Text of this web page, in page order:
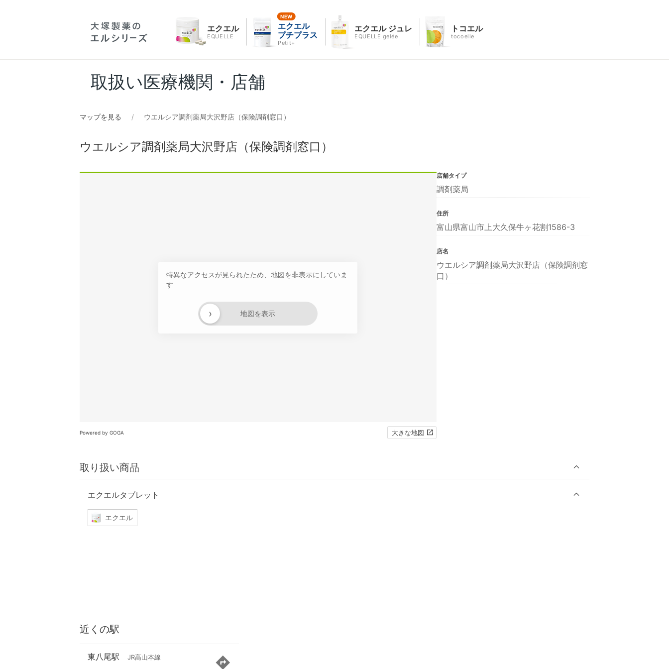
エクエル
EQUELLE
エクエル
プチプラス
Petit+
エクエル ジュレ
EQUELLE gelée
トコエル
tocoelle
取扱い医療機関・店舗
マップを見る ウエルシア調剤薬局大沢野店（保険調剤窓口）
ウエルシア調剤薬局大沢野店（保険調剤窓口）
特異なアクセスが見られたため、地図を非表示にしていま
す
地図を表示
›
Powered by GOGA 大きな地図
取り扱い商品
エクエルタブレット
エクエル
店舗タイプ
調剤薬局
住所
富山県富山市上大久保牛ヶ花割1586-3
店名
ウエルシア調剤薬局大沢野店（保険調剤窓
口）
近くの駅
東八尾駅 JR高山本線